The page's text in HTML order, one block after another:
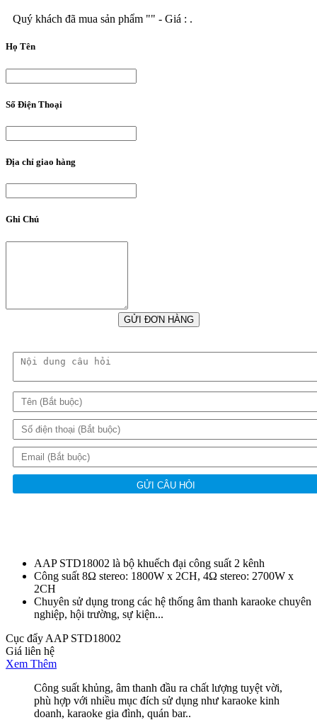
Quý khách đã mua sản phẩm "" - Giá : .
Họ Tên
Số Điện Thoại
Địa chỉ giao hàng
Ghi Chú
GỬI ĐƠN HÀNG
GỬI CÂU HỎI
AAP STD18002 là bộ khuếch đại công suất 2 kênh
Công suất 8Ω stereo: 1800W x 2CH, 4Ω stereo: 2700W x
2CH
Chuyên sử dụng trong các hệ thống âm thanh karaoke chuyên
nghiệp, hội trường, sự kiện...
Cục đẩy AAP STD18002
Giá liên hệ
Xem Thêm
Công suất khủng, âm thanh đầu ra chất lượng tuyệt vời,
phù hợp với nhiều mục đích sử dụng như karaoke kinh
doanh, karaoke gia đình, quán bar..